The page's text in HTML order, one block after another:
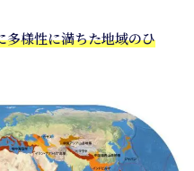
多様性に満ちた地域のひ